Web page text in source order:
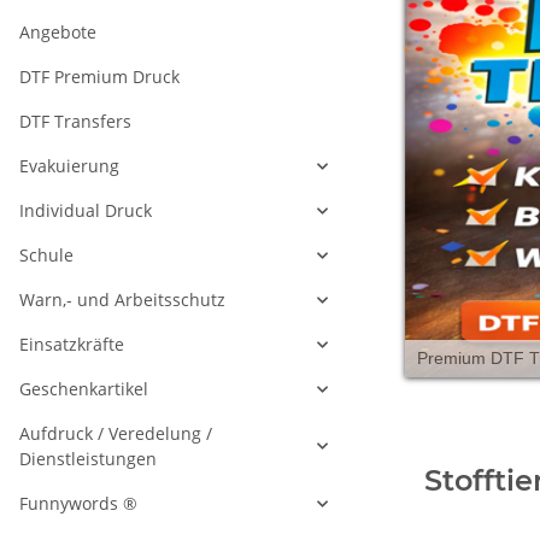
Angebote
DTF Premium Druck
DTF Transfers
Evakuierung
Individual Druck
Schule
Warn,- und Arbeitsschutz
Einsatzkräfte
Geschenkartikel
Aufdruck / Veredelung /
Dienstleistungen
Funnywords ®